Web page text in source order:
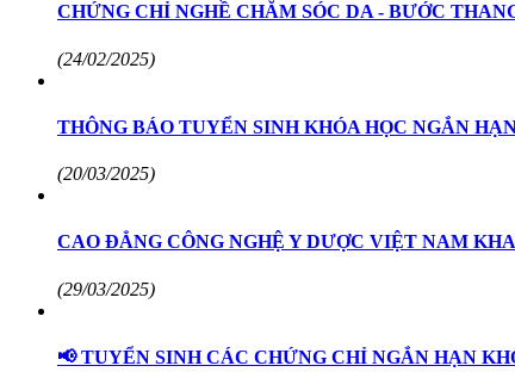
CHỨNG CHỈ NGHỀ CHĂM SÓC DA - BƯỚC
(24/02/2025)
THÔNG BÁO TUYỂN SINH KHÓA HỌC NGẮN
(20/03/2025)
CAO ĐẲNG CÔNG NGHỆ Y DƯỢC VIỆT NAM
(29/03/2025)
📢 TUYỂN SINH CÁC CHỨNG CHỈ NGẮN HẠN